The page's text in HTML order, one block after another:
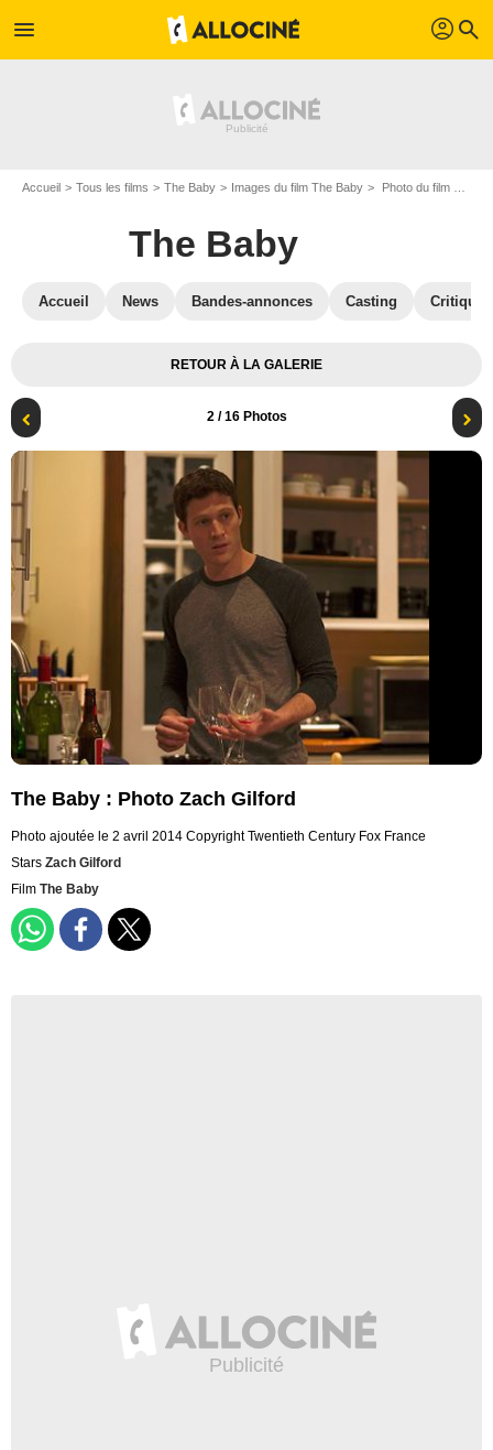
menu profil search
Accueil Tous les films The Baby Images du film The Baby Photo du film The Baby - Photo 2
The Baby
Accueil News Bandes-annonces Casting
RETOUR À LA GALERIE
2/ 16 Photos
The Baby : Photo Zach Gilford
Photo ajoutée le 2 avril 2014 Copyright Twentieth Century Fox France
Stars Zach Gilford
Film The Baby